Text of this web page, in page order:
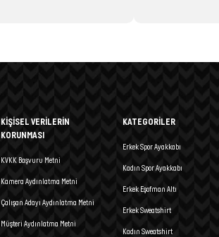
KİŞİSEL VERİLERİN
KORUNMASI
KVKK Başvuru Metni
Kamera Aydınlatma Metni
Çalışan Adayı Aydınlatma Metni
Müşteri Aydınlatma Metni
KATEGORİLER
Erkek Spor Ayakkabı
Kadın Spor Ayakkabı
Erkek Eşofman Altı
Erkek Sweatshirt
Kadın Sweatshirt